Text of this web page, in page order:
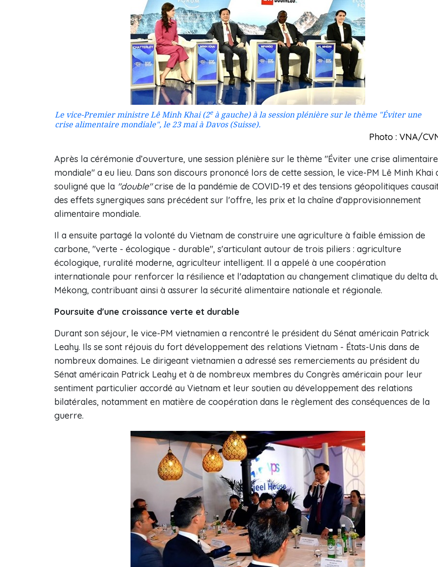
Le vice-Premier ministre Lê Minh Khai (2eà gauche) à la session plénière sur le thème "Éviter une
crise alimentaire mondiale", le 23 mai à Davos (Suisse).
Photo : VNA/
Après la cérémonie d’ouverture, une session plénière sur le thème "Éviter une crise alimentaire
mondiale" a eu lieu. Dans son discours prononcé lors de cette session, le vice-PM Lê Minh Khai
souligné que la "double"crise de la pandémie de COVID-19 et des tensions géopolitiques
des effets synergiques sans précédent sur l'offre, les prix et la chaîne d'approvisionnement
alimentaire mondiale.
Il a ensuite partagé la volonté du Vietnam de construire une agriculture à faible émission de
carbone, "verte - écologique - durable", s'articulant autour de trois piliers : agriculture
écologique, ruralité moderne, agriculteur intelligent. Il a appelé à une coopération
internationale pour renforcer la résilience et l'adaptation au changement climatique du delta
Mékong, contribuant ainsi à assurer la sécurité alimentaire nationale et régionale.
Poursuite d'une croissance verte et durable
Durant son séjour, le vice-PM vietnamien a rencontré le président du Sénat américain Patrick
Leahy. Ils se sont réjouis du fort développement des relations Vietnam - États-Unis dans de
nombreux domaines. Le dirigeant vietnamien a adressé ses remerciements au président du
Sénat américain Patrick Leahy et à de nombreux membres du Congrès américain pour leur
sentiment particulier accordé au Vietnam et leur soutien au développement des relations
bilatérales, notamment en matière de coopération dans le règlement des conséquences de la
guerre.